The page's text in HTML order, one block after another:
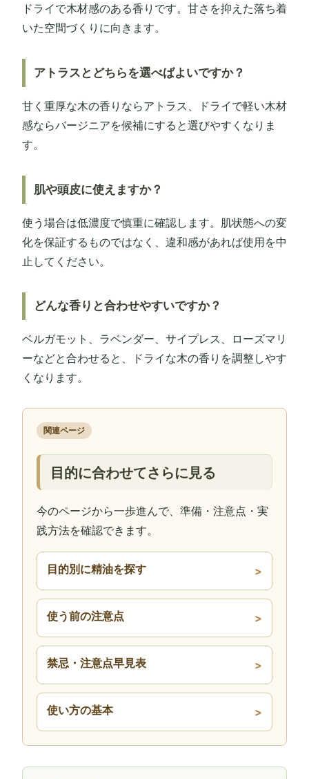
ドライで木材感のある香りです。甘さを抑えた落ち着
いた空間づくりに向きます。
アトラスとどちらを選べばよいですか？
甘く重厚な木の香りならアトラス、ドライで軽い木材
感ならバージニアを候補にすると選びやすくなりま
す。
肌や頭皮に使えますか？
使う場合は低濃度で慎重に確認します。肌状態への変
化を保証するものではなく、違和感があれば使用を中
止してください。
どんな香りと合わせやすいですか？
ベルガモット、ラベンダー、サイプレス、ローズマリ
ーなどと合わせると、ドライな木の香りを調整しやす
くなります。
関連ページ
目的に合わせてさらに見る
今のページから一歩進んで、準備・注意点・実
践方法を確認できます。
目的別に精油を探す
使う前の注意点
禁忌・注意点早見表
使い方の基本